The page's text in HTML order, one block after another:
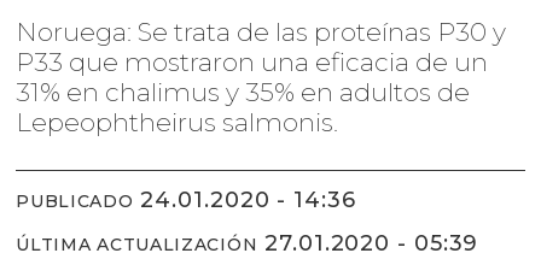
Noruega: Se trata de las proteínas P30 y
P33 que mostraron una eficacia de un
31% en chalimus y 35% en adultos de
Lepeophtheirus salmonis.
PUBLICADO 24.01.2020 - 14:36
ÚLTIMA ACTUALIZACIÓN 27.01.2020 - 05:39